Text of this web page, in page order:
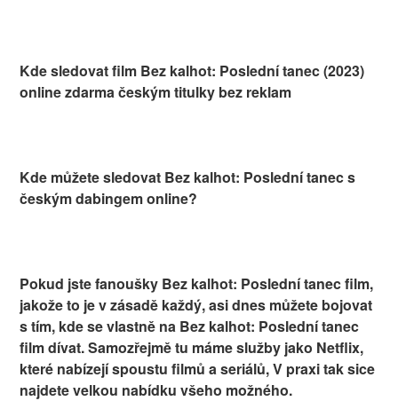
Kde sledovat film Bez kalhot: Poslední tanec (2023)
online zdarma českým titulky bez reklam
Kde můžete sledovat Bez kalhot: Poslední tanec s
českým dabingem online?
Pokud jste fanoušky Bez kalhot: Poslední tanec film,
jakože to je v zásadě každý, asi dnes můžete bojovat
s tím, kde se vlastně na Bez kalhot: Poslední tanec
film dívat. Samozřejmě tu máme služby jako Netflix,
které nabízejí spoustu filmů a seriálů, V praxi tak sice
najdete velkou nabídku všeho možného.